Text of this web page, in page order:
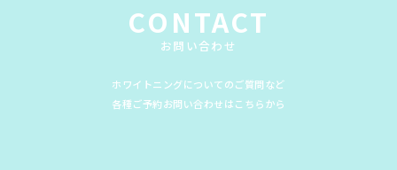
CONTACT
お問い合わせ
ホワイトニングについてのご質問など
各種ご予約お問い合わせはこちらから